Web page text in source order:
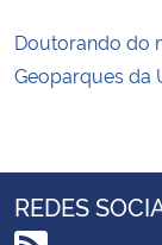
Doutorando do
Geoparques da
REDES